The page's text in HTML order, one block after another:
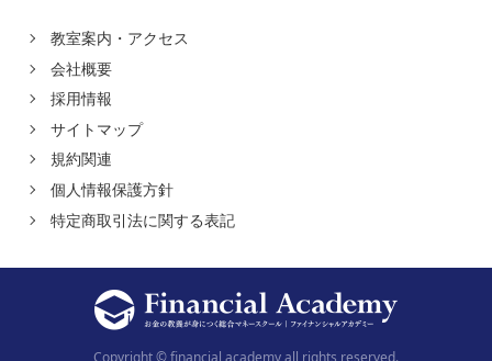
教室案内・アクセス
会社概要
採用情報
サイトマップ
規約関連
個人情報保護方針
特定商取引法に関する表記